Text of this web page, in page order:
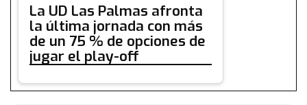
La UD Las Palmas afronta
la última jornada con más
de un 75 % de opciones de
jugar el play-off